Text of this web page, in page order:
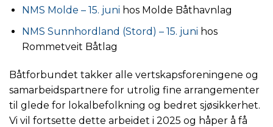
NMS Molde – 15. juni hos Molde Båthavnlag
NMS Sunnhordland (Stord) – 15. juni hos
Rommetveit Båtlag
Båtforbundet takker alle vertskapsforeningene og
samarbeidspartnere for utrolig fine arrangementer
til glede for lokalbefolkning og bedret sjøsikkerhet.
Vi vil fortsette dette arbeidet i 2025 og håper å få